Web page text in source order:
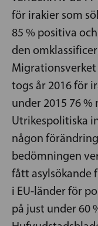
för irakier som
85 % positiva
den
Migrationsverket
togs år 2016 för
under 2015 76
Utrikespolitiska
någon
bedömningen
fått asylsökande
i EU-länder för
på just under 60